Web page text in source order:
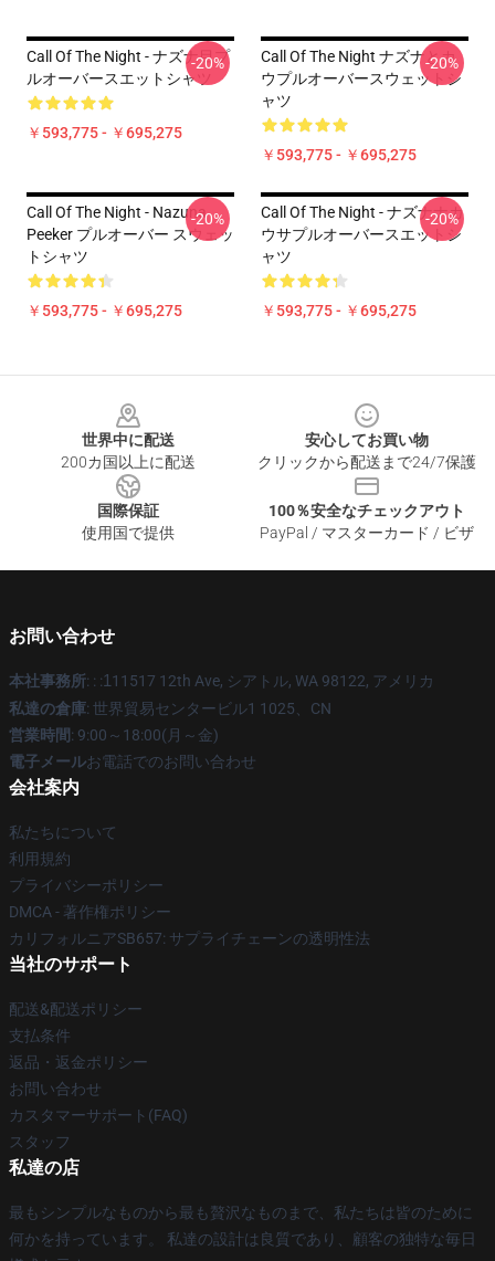
Call Of The Night - ナズナ目プ
ルオーバースエットシャツ
￥593,775 - ￥695,275
-20%
Call Of The Night ナズナとカ
ウプルオーバースウェットシ
ャツ
￥593,775 - ￥695,275
-20%
Call Of The Night - Nazuna
Peeker プルオーバー スウェッ
トシャツ
￥593,775 - ￥695,275
-20%
Call Of The Night - ナズナナカ
ウサプルオーバースエットシ
ャツ
￥593,775 - ￥695,275
-20%
世界中に配送
200カ国以上に配送
安心してお買い物
クリックから配送まで24/7保護
国際保証
使用国で提供
100％安全なチェックアウト
PayPal / マスターカード / ビザ
お問い合わせ
本社事務所: : :1 11517 12th Ave, シアトル, WA 98122, アメリカ
私達の倉庫: 世界貿易センタービル1 1025、CN
営業時間: 9:00～18:00(月～金)
電子メールお電話でのお問い合わせ
会社案内
私たちについて
利用規約
プライバシーポリシー
DMCA - 著作権ポリシー
カリフォルニアSB657: サプライチェーンの透明性法
当社のサポート
配送&配送ポリシー
支払条件
返品・返金ポリシー
お問い合わせ
カスタマーサポート(FAQ)
スタッフ
私達の店
最もシンプルなものから最も贅沢なものまで、私たちは皆のために
何かを持っています。 私達の設計は良質であり、顧客の独特な毎日